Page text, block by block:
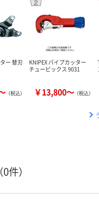
ー 替刃
（税込）
KNIPEX パイプカッター
チュービックス 9031
￥13,800～ （税込）
件）